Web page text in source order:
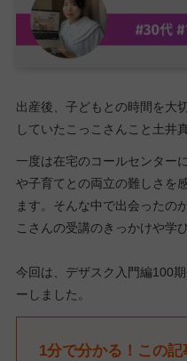
出産後、子どもとの時間を大
していたこっこさんこと土井
一度は在宅のコールセンター
や子育てとの両立の難しさを
ます。そんな中で出会ったの
こさんの受講のきっかけや学
今回は、デザスク入門編100
ーしました。
1分で分かる！この